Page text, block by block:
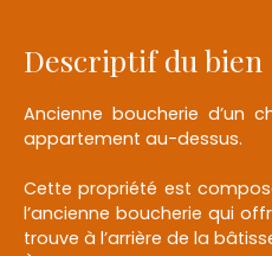
Descriptif du bien
Ancienne boucherie d’un
appartement au-dessus.
Cette propriété est
l’ancienne boucherie qui
trouve à l’arrière de la